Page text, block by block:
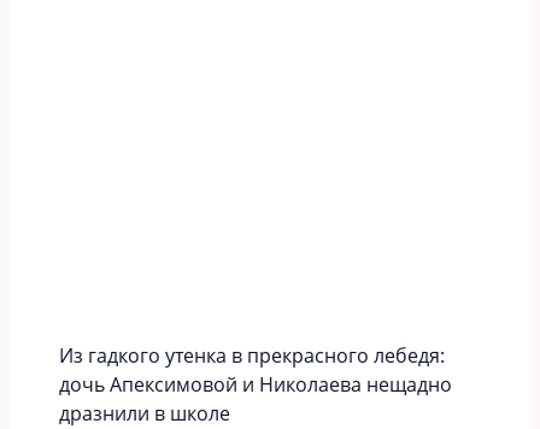
Из гадкого утенка в прекрасного лебедя:
дочь Апексимовой и Николаева нещадно
дразнили в школе